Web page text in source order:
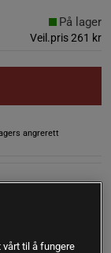
Veil.pris261 kr
På lager
angrerett
og ALA fra
eller
til å fungere